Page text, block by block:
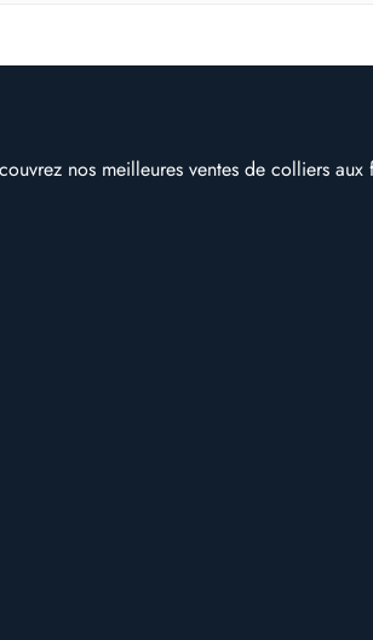
nos meilleures ventes de colliers